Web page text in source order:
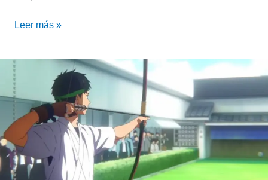
Leer más »
Se
reveló
un
nuevo
trailer
de
la
2da